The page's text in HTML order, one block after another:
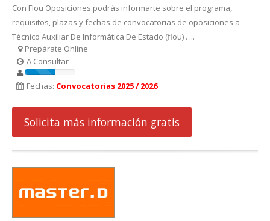
Con Flou Oposiciones podrás informarte sobre el programa,
requisitos, plazas y fechas de convocatorias de oposiciones a
Técnico Auxiliar De Informática De Estado (flou) . ...
Prepárate Online
A Consultar
Fechas: Convocatorias 2025 / 2026
Solicita más información gratis